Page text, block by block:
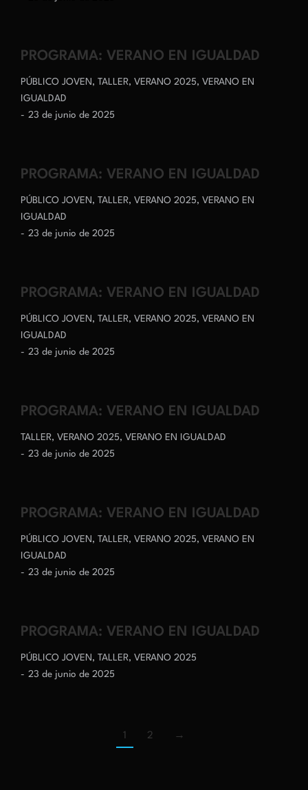
PROGRAMA: VERANO EN IGUALDAD
PÚBLICO JOVEN , TALLER, VERANO 2025, VERANO EN
IGUALDAD
23 de junio de 2025
PROGRAMA: VERANO EN IGUALDAD
PÚBLICO JOVEN , TALLER, VERANO 2025, VERANO EN
IGUALDAD
23 de junio de 2025
PROGRAMA: VERANO EN IGUALDAD
PÚBLICO JOVEN , TALLER, VERANO 2025, VERANO EN
IGUALDAD
23 de junio de 2025
PROGRAMA: VERANO EN IGUALDAD
TALLER, VERANO 2025, VERANO EN IGUALDAD
23 de junio de 2025
PROGRAMA: VERANO EN IGUALDAD
PÚBLICO JOVEN , TALLER, VERANO 2025, VERANO EN
IGUALDAD
23 de junio de 2025
PROGRAMA: VERANO EN IGUALDAD
PÚBLICO JOVEN , TALLER, VERANO 2025
23 de junio de 2025
1 2 →